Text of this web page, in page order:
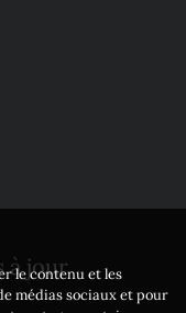
à jour
le contenu et les
médias sociaux et pour